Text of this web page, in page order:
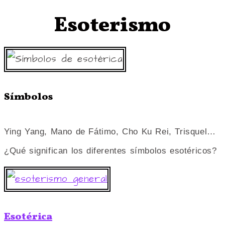
Esoterismo
Símbolos
Ying Yang, Mano de Fátimo, Cho Ku Rei, Trisquel…
¿Qué significan los diferentes símbolos esotéricos?
Esotérica